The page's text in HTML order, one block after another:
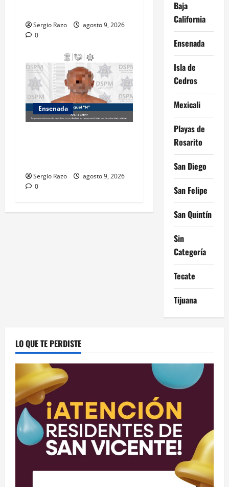
Sergio Razo
agosto 9, 2026
0
Ensenada
Sergio Razo
agosto 9, 2026
0
Baja
California
Ensenada
Isla de
Cedros
Mexicali
Playas de
Rosarito
San Diego
San Felipe
San Quintín
Sin
Categoría
Tecate
Tijuana
LO QUE TE PERDISTE